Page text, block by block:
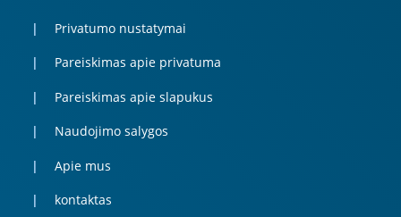
Privatumo nustatymai
Pareiskimas apie privatuma
Pareiskimas apie slapukus
Naudojimo salygos
Apie mus
kontaktas